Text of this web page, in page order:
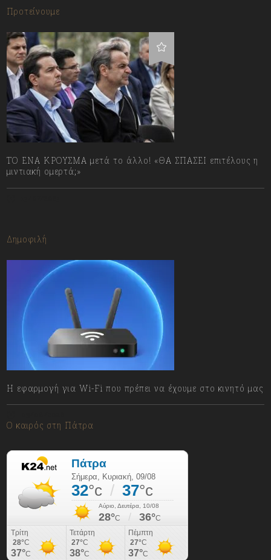
Προτείνουμε
ΤΟ ΕΝΑ ΚΡΟΥΣΜΑ μετά το άλλο! «ΘΑ ΣΠΑΣΕΙ επιτέλους η
μιντιακή ομερτά;»
Δημοφιλή
Η εφαρμογή για Wi-Fi που πρέπει να έχουμε στο κινητό μας
Ο καιρός στη Πάτρα